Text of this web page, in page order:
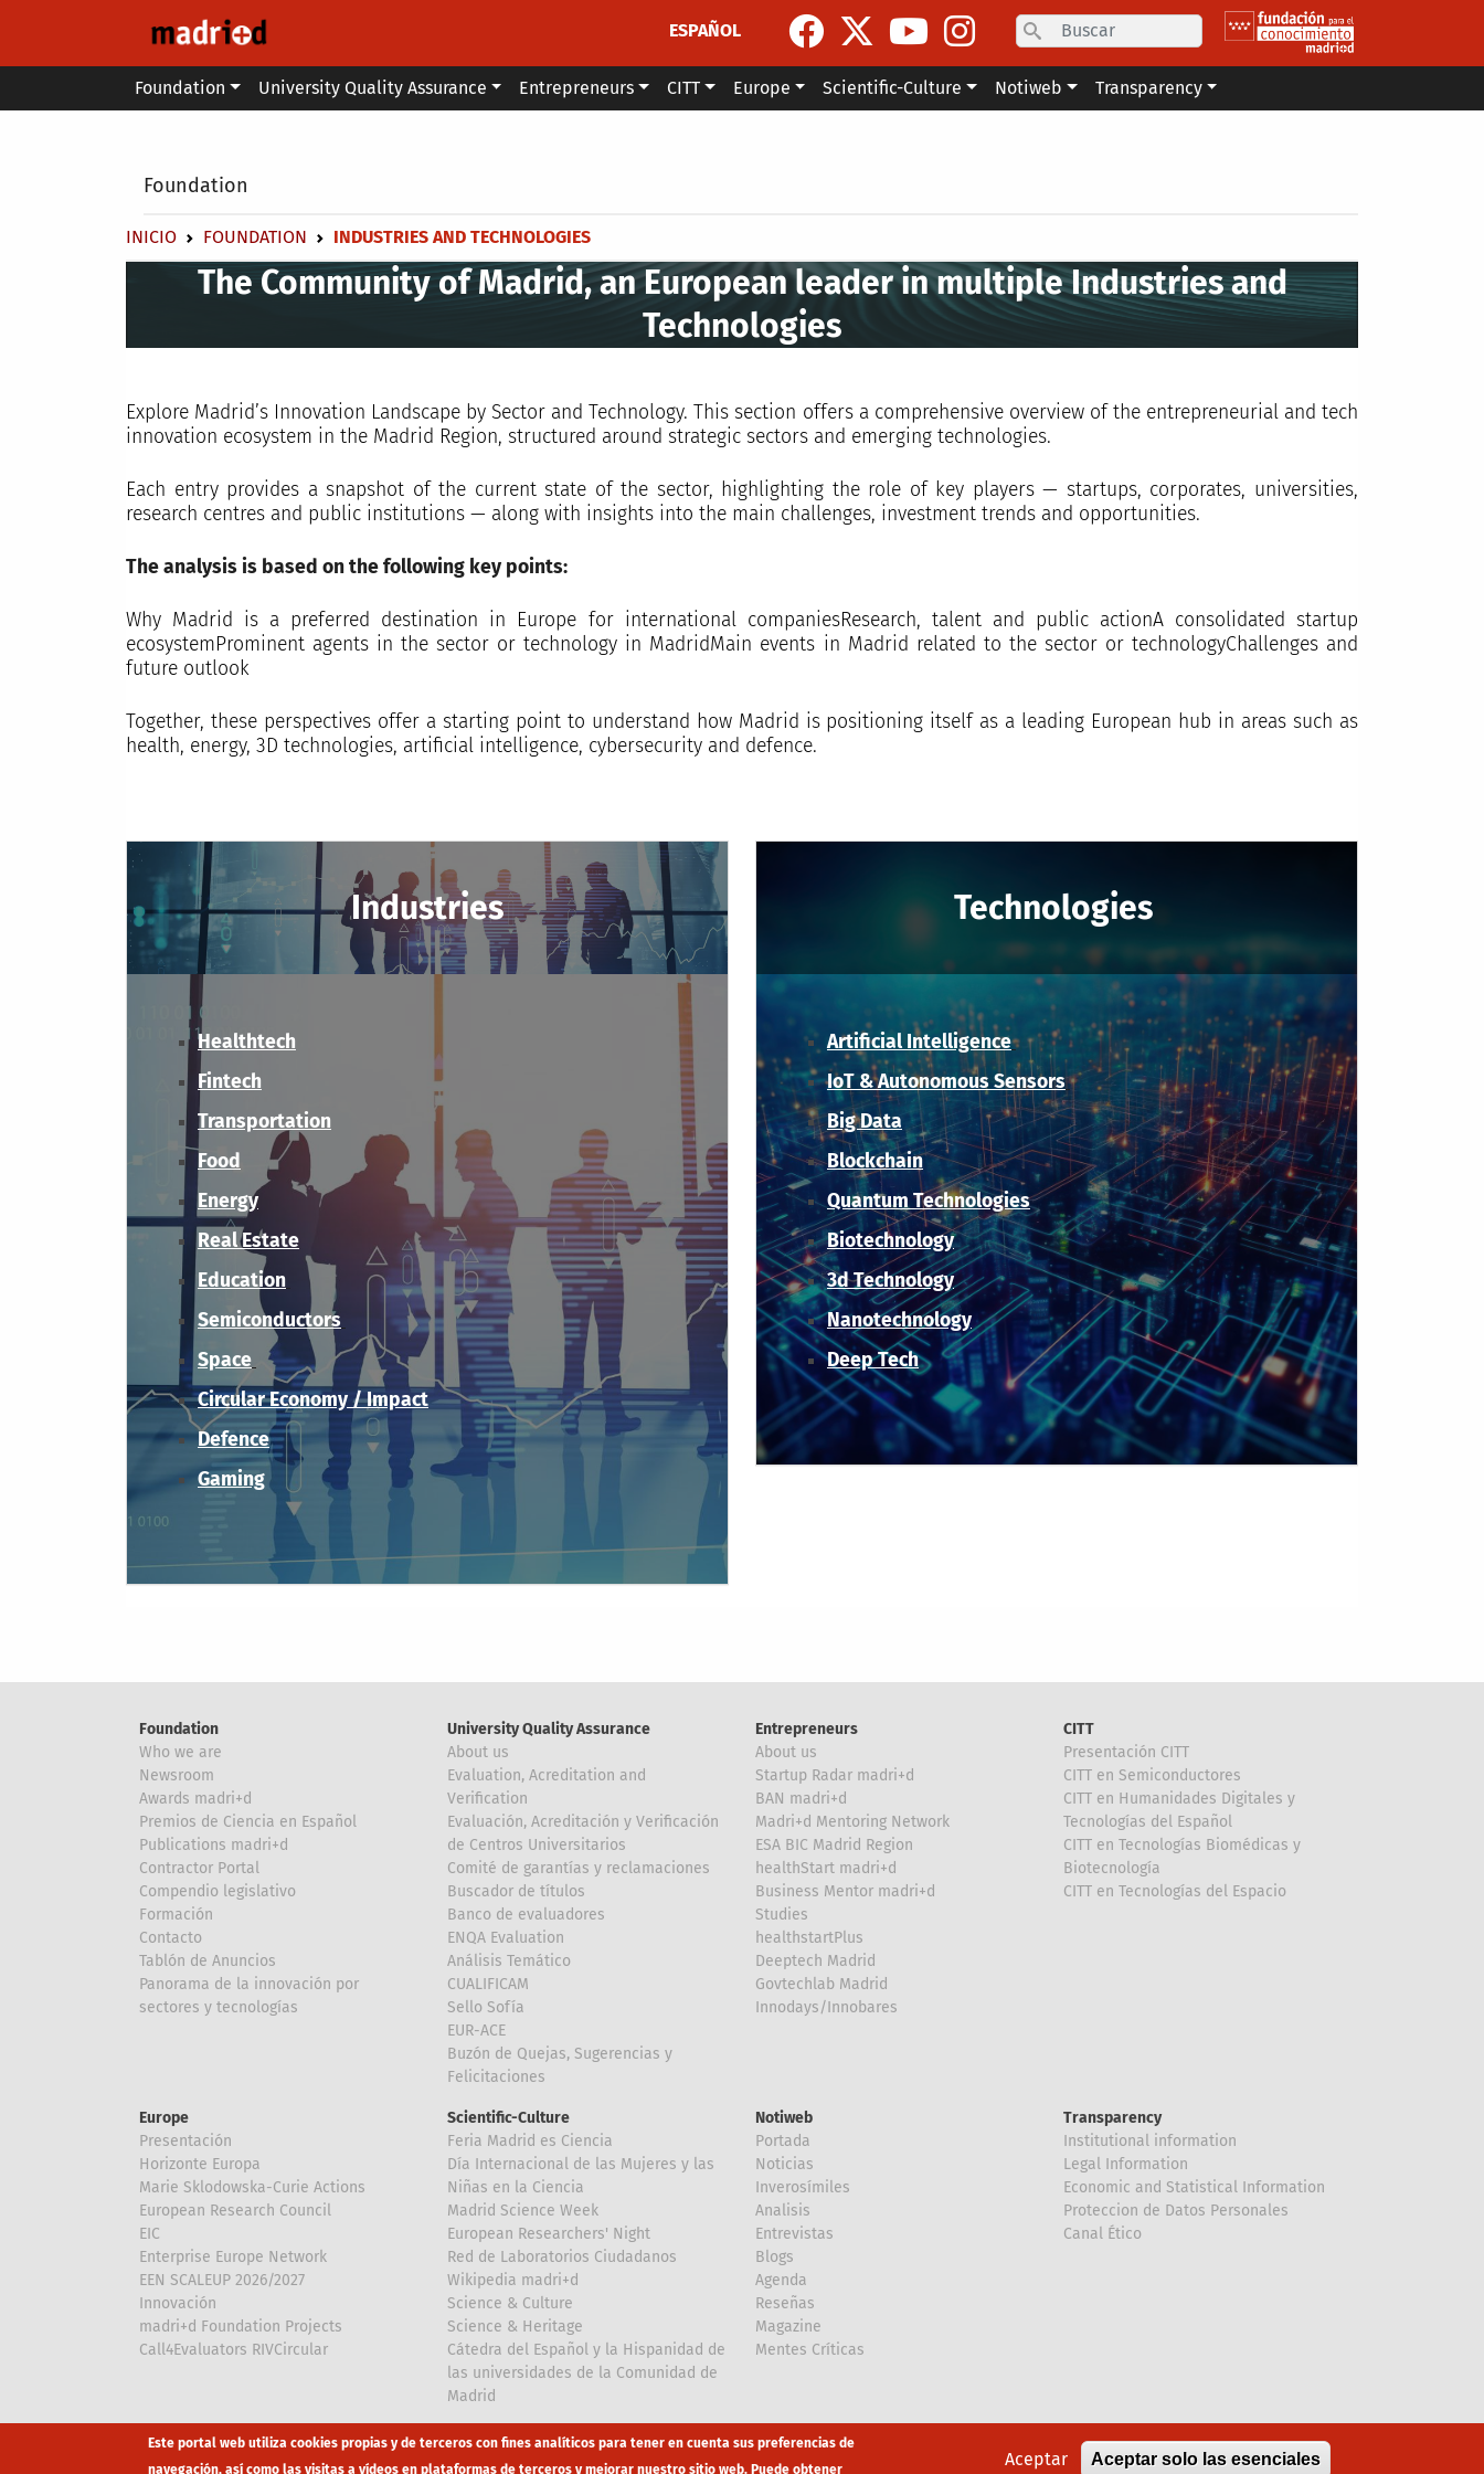
ESPAÑOL
Search
Main menu
Foundation University Quality Assurance Entrepreneurs CITT Europe Scientific-Culture Notiweb Transparency
Foundation
Breadcrumb
INICIO FOUNDATION INDUSTRIES AND TECHNOLOGIES
The Community of Madrid, an European leader in multiple Industries and
Technologies
Explore Madrid’s Innovation Landscape by Sector and Technology. This section offers a comprehensive overview of the entrepreneurial and tech
innovation ecosystem in the Madrid Region, structured around strategic sectors and emerging technologies.
Each entry provides a snapshot of the current state of the sector, highlighting the role of key players — startups, corporates, universities,
research centres and public institutions — along with insights into the main challenges, investment trends and opportunities.
The analysis is based on the following key points:
Why Madrid is a preferred destination in Europe for international companiesResearch, talent and public actionA consolidated startup
ecosystemProminent agents in the sector or technology in MadridMain events in Madrid related to the sector or technologyChallenges and
future outlook
Together, these perspectives offer a starting point to understand how Madrid is positioning itself as a leading European hub in areas such as
health, energy, 3D technologies, artificial intelligence, cybersecurity and defence.
Industries
Healthtech
Fintech
Transportation
Food
Energy
Real Estate
Education
Semiconductors
Space
Circular Economy / Impact
Defence
Gaming
Technologies
Artificial Intelligence
IoT & Autonomous Sensors
Big Data
Blockchain
Quantum Technologies
Biotechnology
3d Technology
Nanotechnology
Deep Tech
Foundation
Who we are
Newsroom
Awards madri+d
Premios de Ciencia en Español
Publications madri+d
Contractor Portal
Compendio legislativo
Formación
Contacto
Tablón de Anuncios
Panorama de la innovación por
sectores y tecnologías
University Quality Assurance
About us
Evaluation, Acreditation and
Verification
Evaluación, Acreditación y Verificación
de Centros Universitarios
Comité de garantías y reclamaciones
Buscador de títulos
Banco de evaluadores
ENQA Evaluation
Análisis Temático
CUALIFICAM
Sello Sofía
EUR-ACE
Buzón de Quejas, Sugerencias y
Felicitaciones
Entrepreneurs
About us
Startup Radar madri+d
BAN madri+d
Madri+d Mentoring Network
ESA BIC Madrid Region
healthStart madri+d
Business Mentor madri+d
Studies
healthstartPlus
Deeptech Madrid
Govtechlab Madrid
Innodays/Innobares
CITT
Presentación CITT
CITT en Semiconductores
CITT en Humanidades Digitales y
Tecnologías del Español
CITT en Tecnologías Biomédicas y
Biotecnología
CITT en Tecnologías del Espacio
Europe
Presentación
Horizonte Europa
Marie Sklodowska-Curie Actions
European Research Council
EIC
Enterprise Europe Network
EEN SCALEUP 2026/2027
Innovación
madri+d Foundation Projects
Call4Evaluators RIVCircular
Scientific-Culture
Feria Madrid es Ciencia
Día Internacional de las Mujeres y las
Niñas en la Ciencia
Madrid Science Week
European Researchers' Night
Red de Laboratorios Ciudadanos
Wikipedia madri+d
Science & Culture
Science & Heritage
Cátedra del Español y la Hispanidad de
las universidades de la Comunidad de
Madrid
Notiweb
Portada
Noticias
Inverosímiles
Analisis
Entrevistas
Blogs
Agenda
Reseñas
Magazine
Mentes Críticas
Transparency
Institutional information
Legal Information
Economic and Statistical Information
Proteccion de Datos Personales
Canal Ético
Array Array
Este portal web utiliza cookies propias y de terceros con fines analíticos para tener en cuenta sus preferencias de
navegación, así como las visitas a vídeos en plataformas de terceros y mejorar nuestro sitio web. Puede obtener
Aceptar Aceptar solo las esenciales